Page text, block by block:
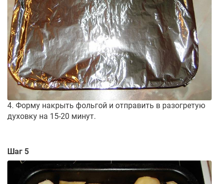
4. Форму накрыть фольгой и отправить в разогретую
духовку на 15-20 минут.
Шаг 5